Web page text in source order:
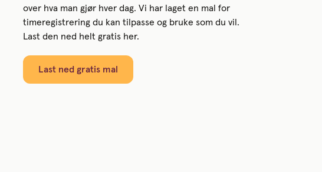
over hva man gjør hver dag. Vi har laget en mal for
timeregistrering du kan tilpasse og bruke som du vil.
Last den ned helt gratis her.
Last ned gratis mal